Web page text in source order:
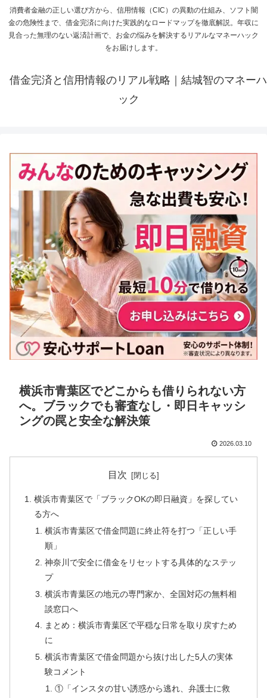
消費者金融の正しい選び方から、信用情報（CIC）の異動の仕組み、ソフト闇
金の危険性まで、借金完済に向けた実践的なロードマップを徹底解説。年収に
見合った無理のない返済計画で、お金の悩みを解決するリアルなマネーハック
をお届けします。
借金完済と信用情報のリアル戦略｜結城智のマネーハ
ック
横浜市青葉区でどこからも借りられない方
へ。ブラックでも審査なし・即日キャッシ
ングの罠と安全な解決策
2026.03.10
目次
横浜市青葉区で「ブラックOKの即日融資」を探してい
る方へ
横浜市青葉区で借金問題に終止符を打つ「正しい手
順」
神奈川で安全に借金をリセットする具体的なステッ
プ
横浜市青葉区の地元の専門家か、全国対応の無料相
談窓口へ
まとめ：横浜市青葉区で平穏な日常を取り戻すため
に
横浜市青葉区で借金問題から抜け出した5人の実体
験コメント
①「インスタの甘い誘惑から逃れ、弁護士に救